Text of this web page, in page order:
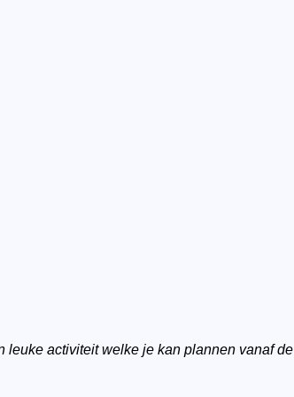
leuke activiteit welke je kan plannen vanaf de